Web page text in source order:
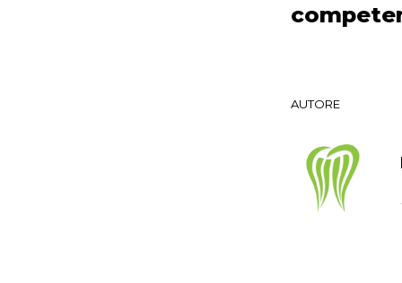
AUTORE